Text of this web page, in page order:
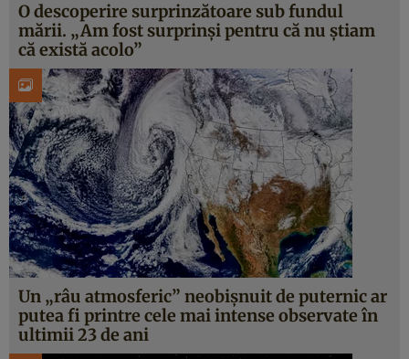
O descoperire surprinzătoare sub fundul
mării. „Am fost surprinși pentru că nu știam
că există acolo”
Un „râu atmosferic” neobișnuit de puternic ar
putea fi printre cele mai intense observate în
ultimii 23 de ani